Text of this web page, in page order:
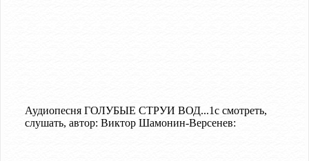
Аудиопесня ГОЛУБЫЕ СТРУИ ВОД...1с смотреть,
слушать, автор: Виктор Шамонин-Версенев: